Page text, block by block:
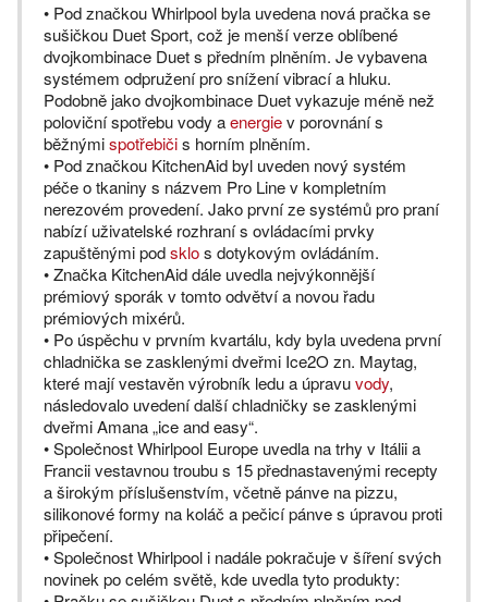
• Pod značkou Whirlpool byla uvedena nová pračka se
sušičkou Duet Sport, což je menší verze oblíbené
dvojkombinace Duet s předním plněním. Je vybavena
systémem odpružení pro snížení vibrací a hluku.
Podobně jako dvojkombinace Duet vykazuje méně než
poloviční spotřebu vody aenergiev porovnání s
běžnýmispotřebičis horním plněním.
• Pod značkou KitchenAid byl uveden nový systém
péče o tkaniny s názvem Pro Line v kompletním
nerezovém provedení. Jako první ze systémů pro praní
nabízí uživatelské rozhraní s ovládacími prvky
zapuštěnými podsklos dotykovým ovládáním.
• Značka KitchenAid dále uvedla nejvýkonnější
prémiový sporák v tomto odvětví a novou řadu
prémiových mixérů.
• Po úspěchu v prvním kvartálu, kdy byla uvedena první
chladnička se zasklenými dveřmi Ice2O zn. Maytag,
které mají vestavěn výrobník ledu a úpravuvody,
následovalo uvedení další chladničky se zasklenými
dveřmi Amana „ice and easy“.
• Společnost Whirlpool Europe uvedla na trhy v Itálii a
Francii vestavnou troubu s 15 přednastavenými recepty
a širokým příslušenstvím, včetně pánve na pizzu,
silikonové formy na koláč a pečicí pánve s úpravou proti
připečení.
• Společnost Whirlpool i nadále pokračuje v šíření svých
novinek po celém světě, kde uvedla tyto produkty: